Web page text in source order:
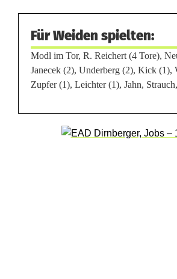
g
L
Für Weiden spielten:
Modl im Tor, R. Reichert (4 Tore),
Janecek (2), Underberg (2), Kick (1),
Zupfer (1), Leichter (1), Jahn,